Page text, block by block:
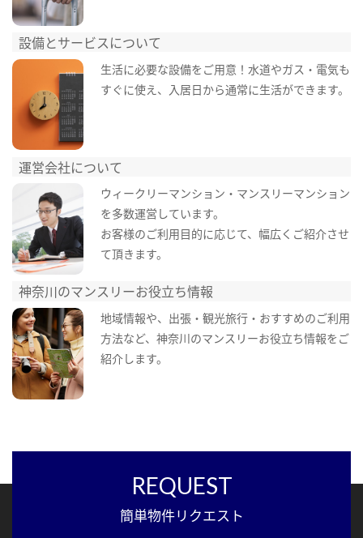
設備とサービスについて
生活に必要な設備をご用意！水道やガス・電気も
すぐに使え、入居日から通常に生活ができます。
運営会社について
ウィークリーマンション・マンスリーマンション
を多数運営しています。
お客様のご利用目的に応じて、幅広くご紹介させ
て頂きます。
神奈川のマンスリーお役立ち情報
地域情報や、出張・観光旅行・おすすめのご利用
方法など、神奈川のマンスリーお役立ち情報をご
紹介します。
REQUEST
簡単物件リクエスト